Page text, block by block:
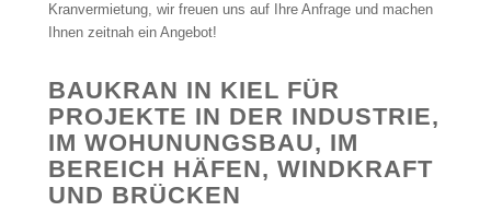
Kranvermietung, wir freuen uns auf Ihre Anfrage und machen
Ihnen zeitnah ein Angebot!
BAUKRAN IN KIEL FÜR
PROJEKTE IN DER INDUSTRIE,
IM WOHUNUNGSBAU, IM
BEREICH HÄFEN, WINDKRAFT
UND BRÜCKEN